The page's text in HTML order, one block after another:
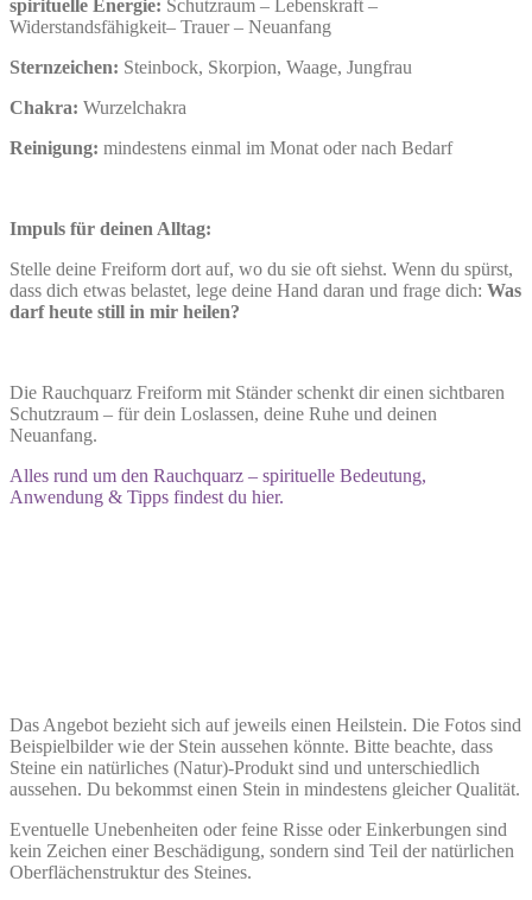
spirituelle Energie: Schutzraum – Lebenskraft –
Widerstandsfähigkeit– Trauer – Neuanfang
Sternzeichen: Steinbock, Skorpion, Waage, Jungfrau
Chakra: Wurzelchakra
Reinigung: mindestens einmal im Monat oder nach Bedarf
Impuls für deinen Alltag:
Stelle deine Freiform dort auf, wo du sie oft siehst. Wenn du spürst,
dass dich etwas belastet, lege deine Hand daran und frage dich: Was
darf heute still in mir heilen?
Die Rauchquarz Freiform mit Ständer schenkt dir einen sichtbaren
Schutzraum – für dein Loslassen, deine Ruhe und deinen
Neuanfang.
Alles rund um den Rauchquarz – spirituelle Bedeutung,
Anwendung & Tipps findest du hier.
Das Angebot bezieht sich auf jeweils einen Heilstein. Die Fotos sind
Beispielbilder wie der Stein aussehen könnte. Bitte beachte, dass
Steine ein natürliches (Natur)-Produkt sind und unterschiedlich
aussehen. Du bekommst einen Stein in mindestens gleicher Qualität.
Eventuelle Unebenheiten oder feine Risse oder Einkerbungen sind
kein Zeichen einer Beschädigung, sondern sind Teil der natürlichen
Oberflächenstruktur des Steines.